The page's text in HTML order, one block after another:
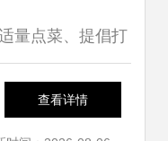
量点菜、提倡打
包 开化餐饮“光盘
查看详情